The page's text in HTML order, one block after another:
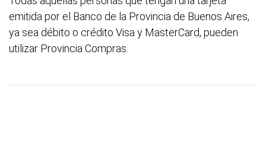
emitida por el Banco de la Provincia de Buenos Aires,
ya sea débito o crédito Visa y MasterCard, pueden
utilizar Provincia Compras.